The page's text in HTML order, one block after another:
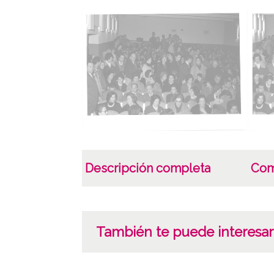
Descripción completa
También te puede interesar